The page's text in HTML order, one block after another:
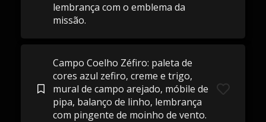
lembrança com o emblema da
missão.
Campo Coelho Zéfiro: paleta de
cores azul zefiro, creme e trigo,
mural de campo arejado, móbile de
pipa, balanço de linho, lembrança
com pingente de moinho de vento.